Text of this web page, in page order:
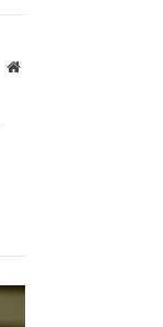
Website